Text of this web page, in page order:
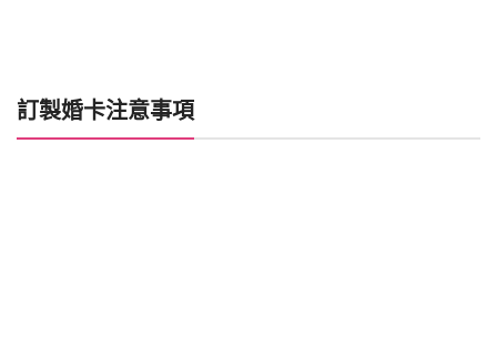
訂製婚卡注意事項